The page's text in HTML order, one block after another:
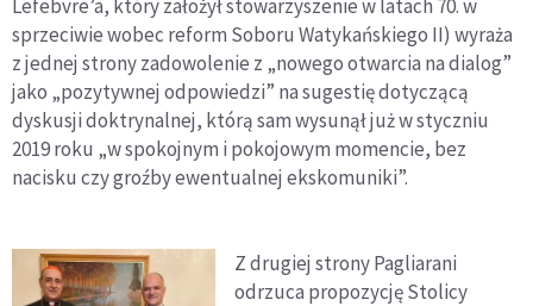
Lefebvre’a, który założył stowarzyszenie w latach 70. w
sprzeciwie wobec reform Soboru Watykańskiego II) wyraża
z jednej strony zadowolenie z „nowego otwarcia na dialog”
jako „pozytywnej odpowiedzi” na sugestię dotyczącą
dyskusji doktrynalnej, którą sam wysunął już w styczniu
2019 roku „w spokojnym i pokojowym momencie, bez
nacisku czy groźby ewentualnej ekskomuniki”.
Z drugiej strony Pagliarani
odrzuca propozycję Stolicy